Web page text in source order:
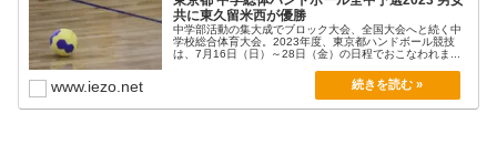
共に東久留米西が優勝
中学部活動の集大成でブロック大会、全国大会へと続く中
学校総合体育大会。2023年度、東京都ハンドボール競技
は、7月16日（日）～28日（金）の日程でおこなわれま...
www.iezo.net